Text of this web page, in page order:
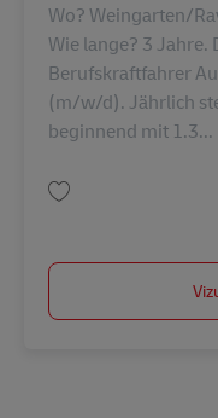
Wo? Weingarten/
Wie lange? 3 Jahre.
Berufskraftfahrer
(m/w/d). Jährlich
beginnend mit 1.3...